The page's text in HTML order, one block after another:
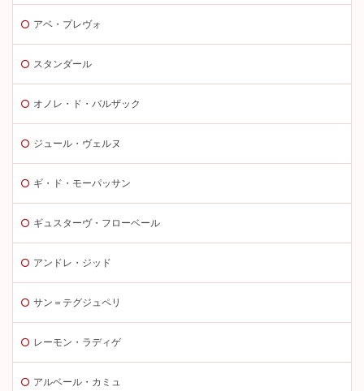
アベ・プレヴォ
スタンダール
オノレ・ド・バルザック
ジュール・ヴェルヌ
ギ・ド・モーパッサン
ギュスターヴ・フローベール
アンドレ・ジッド
サン＝テグジュペリ
レーモン・ラディゲ
アルベール・カミュ